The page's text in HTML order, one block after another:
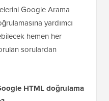
Google Arama
yardımcı
hemen her
sorulardan
HTML doğrulama